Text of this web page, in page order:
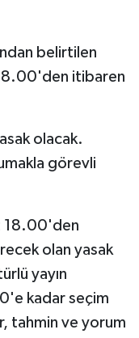
belirtilen
itibaren
olacak.
görevli
18.00'den
olan yasak
yayın
kadar seçim
tahmin ve yorum